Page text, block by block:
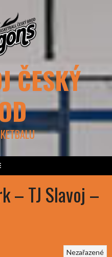
ČESKÝ
– TJ Slavoj –
Nezařazené